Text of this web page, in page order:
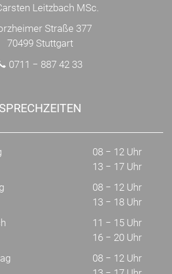
Leitzbach MSc.
Straße 377
70499 Stuttgart
0711 − 887 42 33
SPRECHZEITEN
08 − 12 Uhr
13 − 17 Uhr
08 − 12 Uhr
13 − 18 Uhr
11 − 15 Uhr
16 − 20 Uhr
08 − 12 Uhr